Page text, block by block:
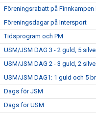
Föreningsrabatt på Finnkampen
Föreningsdagar på Intersport
Tidsprogram och PM
USM/JSM DAG 3 - 2 guld, 5
USM/JSM DAG 2 - 3 guld, 2
USM/JSM DAG1: 1 guld och 5
Dags för JSM
Dags för USM